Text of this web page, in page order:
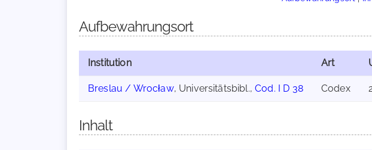
Aufbewahrungsort
Institution Art
Breslau / Wrocław, Universitätsbibl.,Cod. I D 38 Codex
Inhalt